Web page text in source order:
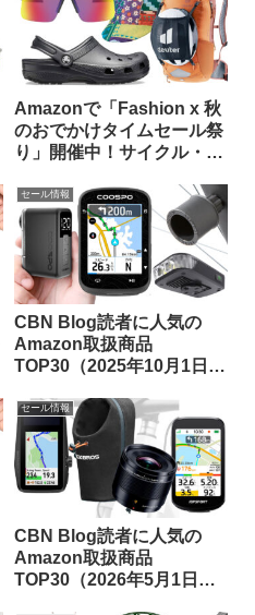
Amazonで「Fashion x 秋
のおでかけタイムセール祭
り」開催中！サイクル・ア
ピックアップしてみました
セール情報
CBN Blog読者に人気の
Amazon取扱商品
TOP30（2025年10月1日
セール情報
CBN Blog読者に人気の
Amazon取扱商品
TOP30（2026年5月1日